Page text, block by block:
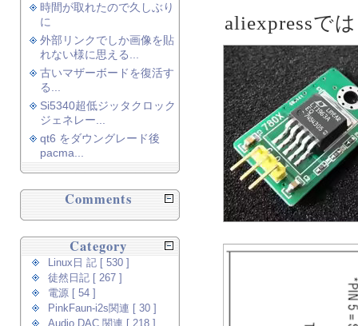
aliexpressでは
時間が取れたので久しぶり
に
外部リンクでしか画像を貼
れない様に思える...
古いマザーボードを復活す
る...
Si5340超低ジッタクロック
ジェネレー...
qt6 をダウングレード後
pacma...
Comments
Category
Linux日 記 [ 530 ]
徒然日記 [ 267 ]
電源 [ 54 ]
PinkFaun-i2s関連 [ 30 ]
Audio DAC 関連 [ 218 ]